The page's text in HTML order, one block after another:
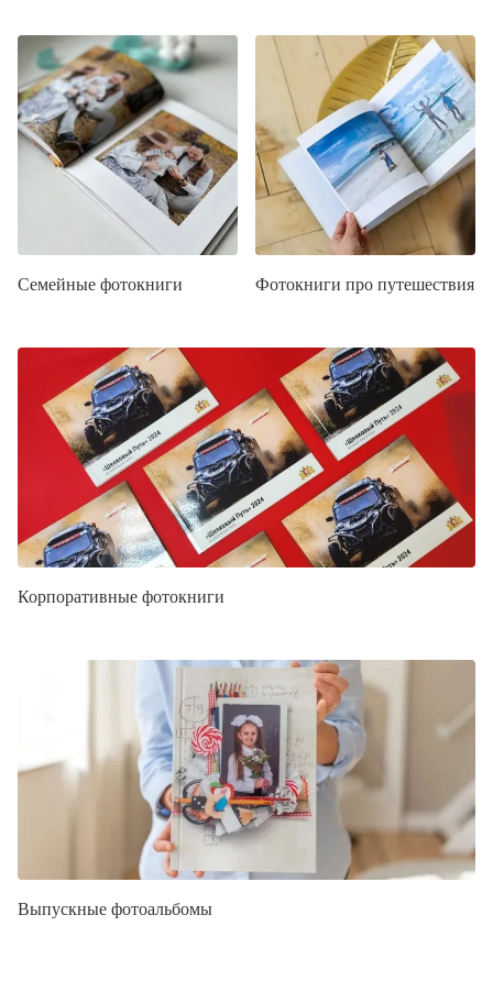
Семейные фотокниги Фотокниги про путешествия
Корпоративные фотокниги
Выпускные фотоальбомы